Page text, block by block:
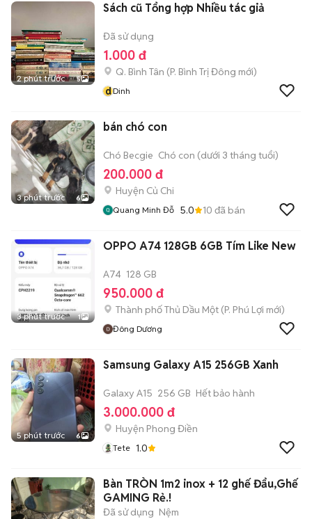
2 phút trước 5
Sách cũ Tổng hợp Nhiều tác giả
Đã sử dụng
1.000 đ
Q. Bình Tân (P. Bình Trị Đông mới)
dDinh
3 phút trước 6
bán chó con
Chó Becgie Chó con (dưới 3 tháng tuổi)
200.000 đ
Huyện Củ Chi
Quang Minh Đỗ 5.0 10 đã bán
3 phút trước 1
OPPO A74 128GB 6GB Tím Like New
A74 128 GB
950.000 đ
Thành phố Thủ Dầu Một (P. Phú Lợi mới)
Đông Dương
5 phút trước 6
Samsung Galaxy A15 256GB Xanh
Galaxy A15 256 GB Hết bảo hành
3.000.000 đ
Huyện Phong Điền
Tete 1.0
Bàn TRÒN 1m2 inox + 12 ghế Đẩu,Ghế
GAMING Rẻ.!
Đã sử dụng Nệm